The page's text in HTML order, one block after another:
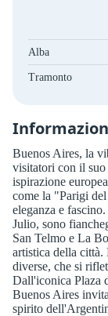
Alba
Tramonto
Buenos Aires, la
visitatori con il
ispirazione
come la "Parigi
eleganza e
Julio, sono
San Telmo e La
artistica della
diverse, che si
Dall'iconica Plaza
Buenos Aires
spirito